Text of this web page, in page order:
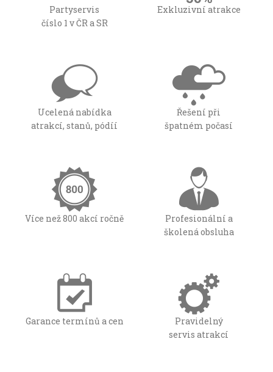
Partyservis
číslo 1 v ČR a SR
Exkluzivní atrakce
Ucelená nabídka
atrakcí, stanů, pódíí
Řešení při
špatném počasí
Více než 800 akcí ročně
Profesionální a
školená obsluha
Garance termínů a cen
Pravidelný
servis atrakcí